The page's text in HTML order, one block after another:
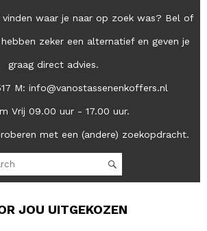
vinden waar je naar op zoek was? Bel of
zeker een alternatief en geven je
graag direct advies.
M: info@vanostassenenkoffers.nl
Vrij 09.00 uur - 17.00 uur.
met een (andere) zoekopdracht.
JOU UITGEKOZEN